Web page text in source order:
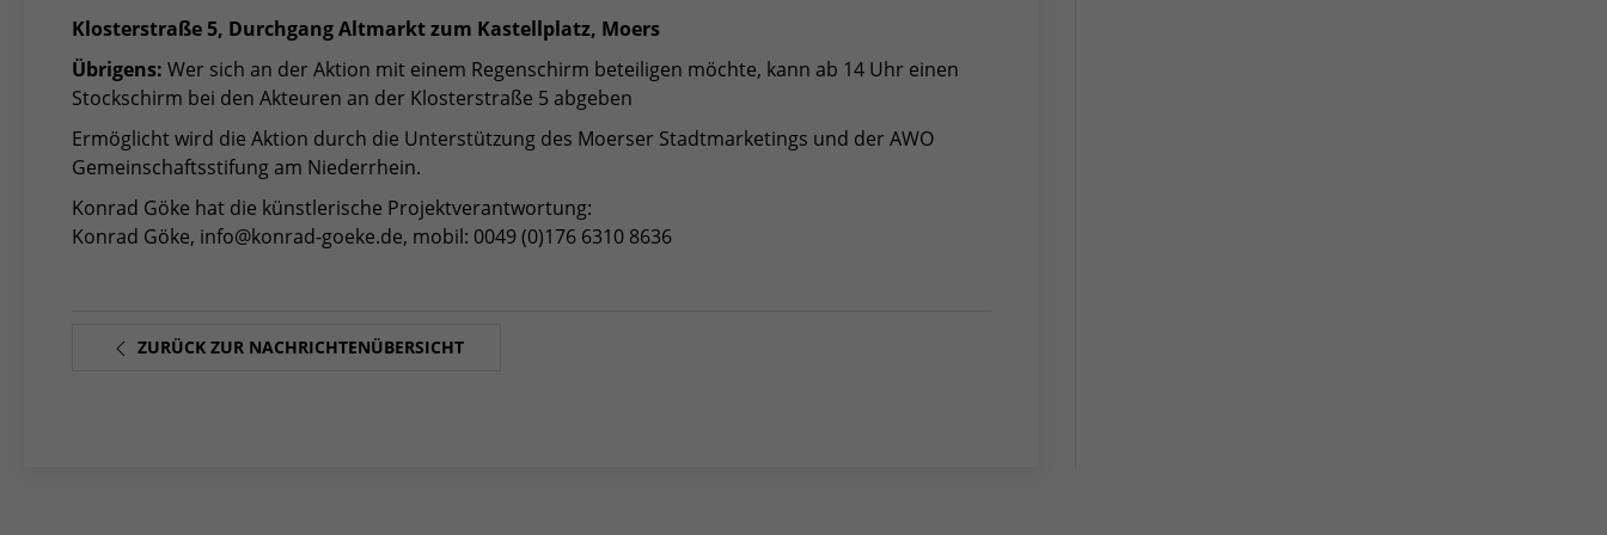
Klosterstraße 5, Durchgang Altmarkt zum Kastellplatz, Moers
Übrigens: Wer sich an der Aktion mit einem Regenschirm beteiligen möchte, kann ab 14 Uhr einen
Stockschirm bei den Akteuren an der Klosterstraße 5 abgeben
Ermöglicht wird die Aktion durch die Unterstützung des Moerser Stadtmarketings und der AWO
Gemeinschaftsstifung am Niederrhein.
Konrad Göke hat die künstlerische Projektverantwortung:
Konrad Göke, info@konrad-goeke.de, mobil: 0049 (0)176 6310 8636
ZURÜCK ZUR NACHRICHTENÜBERSICHT